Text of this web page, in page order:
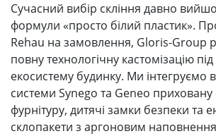
Сучасний вибір скління давно
формули «просто білий пластик».
Rehau на замовлення, Gloris-Group
повну технологічну кастомізацію
екосистему будинку. Ми інтегруємо
системи Synego та Geneo
фурнітуру, дитячі замки безпеки та
склопакети з аргоновим